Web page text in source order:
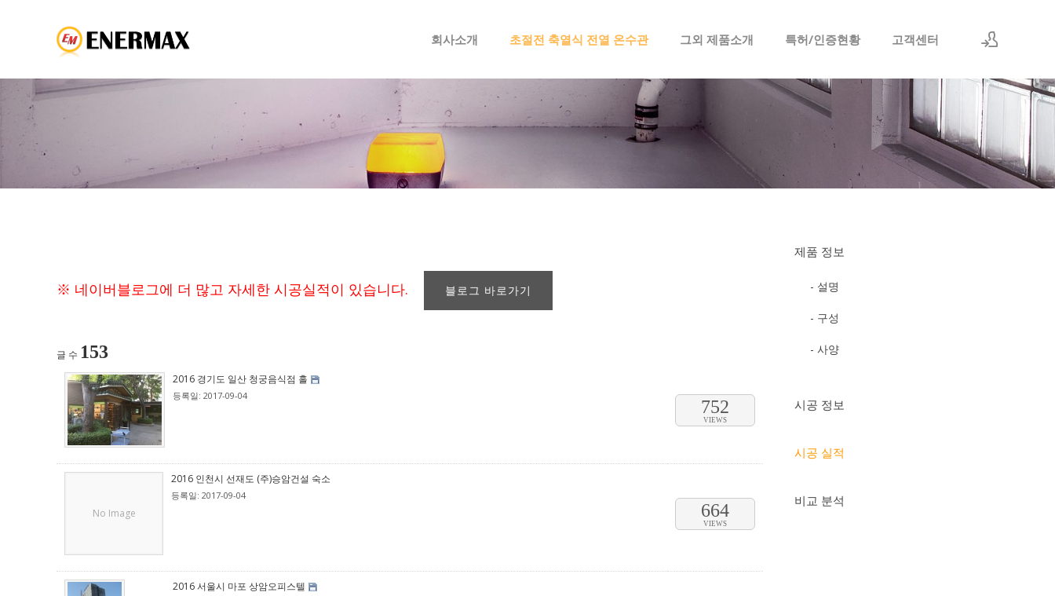
로그인
회원가입
회사소개 초절전 축열식 전열 온수관 그외 제품소개 특허/인증현황 고객센터
제품 정보
- 설명
- 구성
- 사양
시공 정보
시공 실적
비교 분석
※ 네이버블로그에 더 많고 자세한 시공실적이 있습니다. 블로그 바로가기
글 수 153
2016 경기도 일산 청궁음식점 홀
등록일: 2017-09-04
752
VIEWS
No Image
2016 인천시 선재도 (주)승암건설 숙소
등록일: 2017-09-04
664
VIEWS
2016 서울시 마포 상암오피스텔